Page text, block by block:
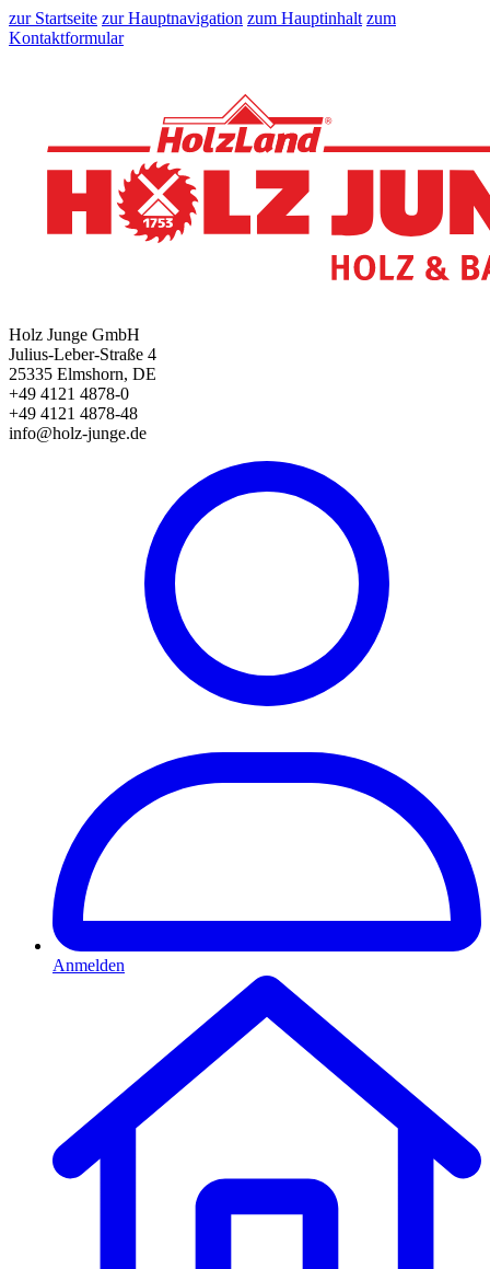
zur Startseite zur Hauptnavigation zum Hauptinhalt zum
Kontaktformular
Holz Junge GmbH
Julius-Leber-Straße 4
25335 Elmshorn, DE
+49 4121 4878-0
+49 4121 4878-48
info@holz-junge.de
Anmelden